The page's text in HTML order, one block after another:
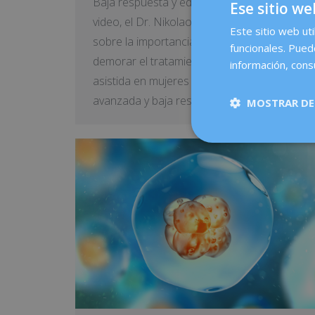
video, el Dr. Nikolaos Polyzos nos habla
sobre la importancia de personalizar y no
demorar el tratamiento de reproducción
asistida en mujeres de edad materna
avanzada y baja reserva ovárica.
Ese sitio
Este sitio web
funcionales.
información,
MOSTRAR